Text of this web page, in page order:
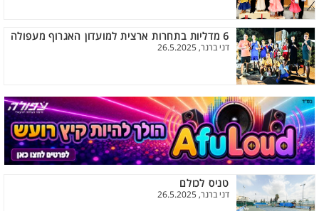
6 מדליות בתחרות ארצית למועדון האגרוף מעפולה
דני ברנר, 26.5.2025
טניס לכולם
דני ברנר, 26.5.2025